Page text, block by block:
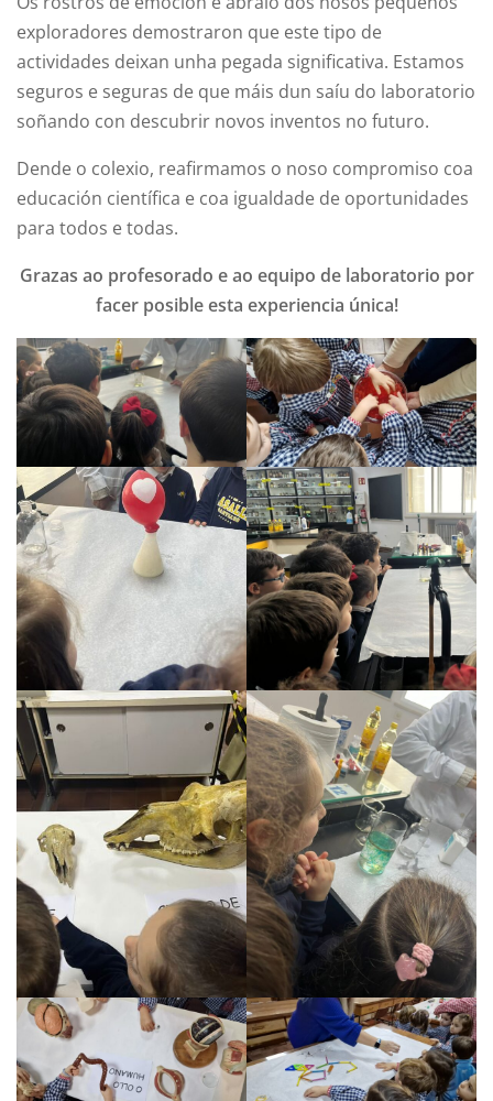
exploradores demostraron que este tipo de
actividades deixan unha pegada significativa. Estamos
seguros e seguras de que máis dun saíu do laboratorio
soñando con descubrir novos inventos no futuro.
Dende o colexio, reafirmamos o noso compromiso coa
educación científica e coa igualdade de oportunidades
para todos e todas.
Grazas ao profesorado e ao equipo de laboratorio por
facer posible esta experiencia única!